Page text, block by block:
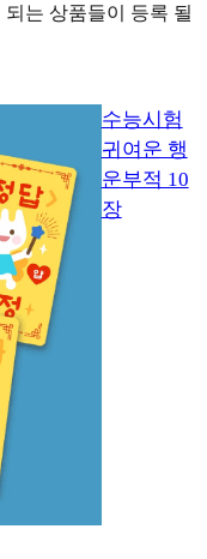
는 상품들이 등록 될
수능시험
귀여운 행
운부적 10
장